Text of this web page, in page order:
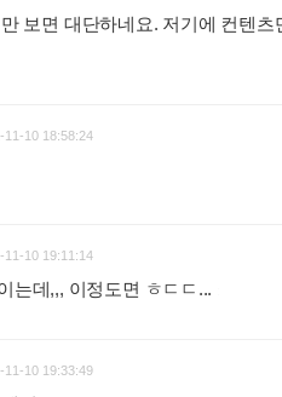
보면 대단하네요. 저기에 컨텐
11-10 18:58:24
11-10 19:11:14
는데,,, 이정도면 ㅎㄷㄷ...
11-10 19:33:49